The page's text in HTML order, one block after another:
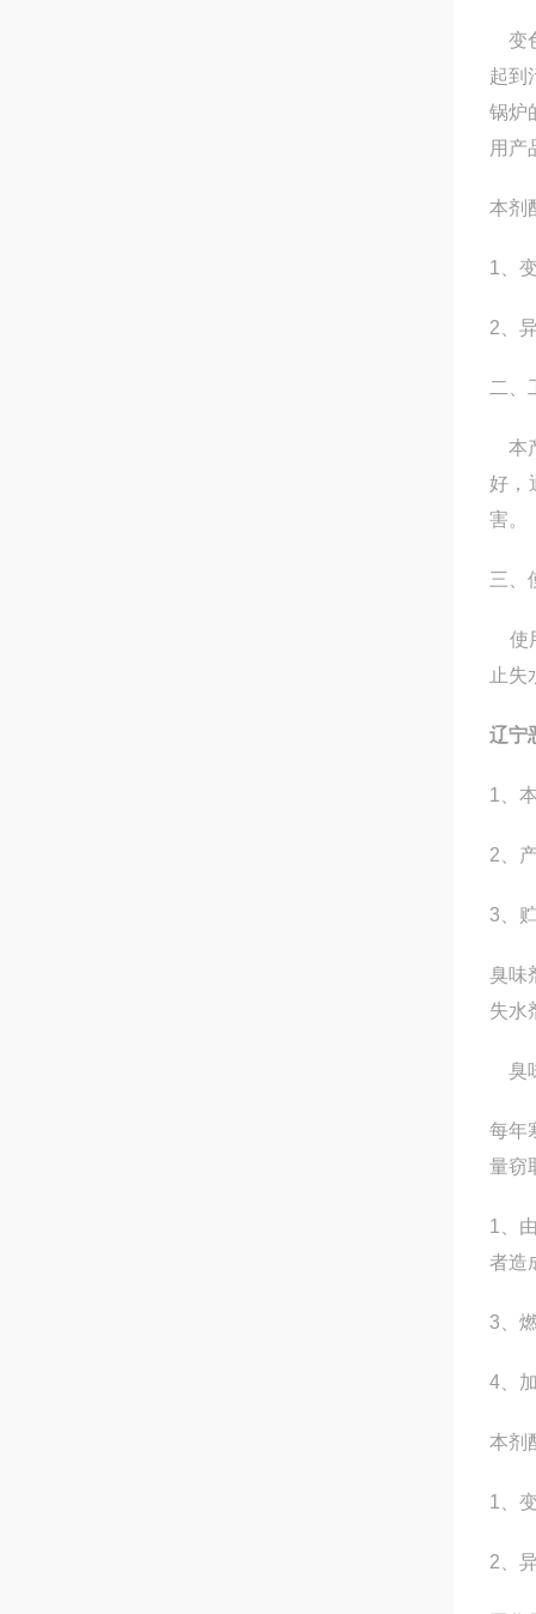
变
起到
锅炉
用产
本剂
1、
2、
二、
本
好，
害。
三、
使
止失
辽宁
1、
2、
3、
臭味
失水
臭
每年
量窃
1、
者造
3、
4、
本剂
1、
2、